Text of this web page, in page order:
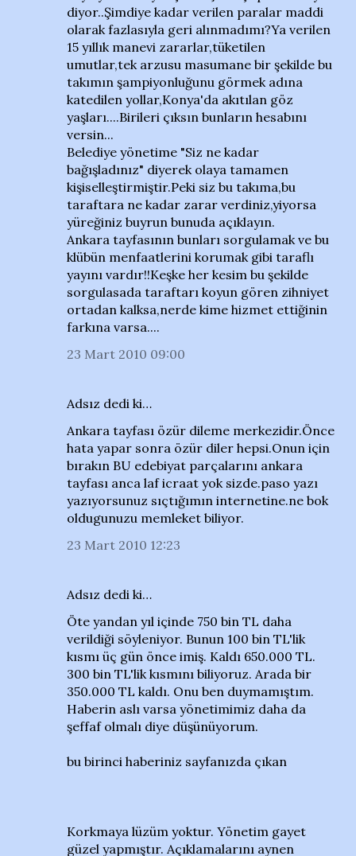
diyor..Şimdiye kadar verilen paralar maddi
olarak fazlasıyla geri alınmadımı?Ya verilen
15 yıllık manevi zararlar,tüketilen
umutlar,tek arzusu masumane bir şekilde bu
takımın şampiyonluğunu görmek adına
katedilen yollar,Konya'da akıtılan göz
yaşları....Birileri çıksın bunların hesabını
versin...
Belediye yönetime "Siz ne kadar
bağışladınız" diyerek olaya tamamen
kişiselleştirmiştir.Peki siz bu takıma,bu
taraftara ne kadar zarar verdiniz,yiyorsa
yüreğiniz buyrun bunuda açıklayın.
Ankara tayfasının bunları sorgulamak ve bu
klübün menfaatlerini korumak gibi taraflı
yayını vardır!!Keşke her kesim bu şekilde
sorgulasada taraftarı koyun gören zihniyet
ortadan kalksa,nerde kime hizmet ettiğinin
farkına varsa....
23 Mart 2010 09:00
Adsız dedi ki…
Ankara tayfası özür dileme merkezidir.Önce
hata yapar sonra özür diler hepsi.Onun için
bırakın BU edebiyat parçalarını ankara
tayfası anca laf icraat yok sizde.paso yazı
yazıyorsunuz sıçtığımın internetine.ne bok
oldugunuzu memleket biliyor.
23 Mart 2010 12:23
Adsız dedi ki…
Öte yandan yıl içinde 750 bin TL daha
verildiği söyleniyor. Bunun 100 bin TL'lik
kısmı üç gün önce imiş. Kaldı 650.000 TL.
300 bin TL'lik kısmını biliyoruz. Arada bir
350.000 TL kaldı. Onu ben duymamıştım.
Haberin aslı varsa yönetimimiz daha da
şeffaf olmalı diye düşünüyorum.
bu birinci haberiniz sayfanızda çıkan
Korkmaya lüzüm yoktur. Yönetim gayet
güzel yapmıştır. Açıklamalarını aynen